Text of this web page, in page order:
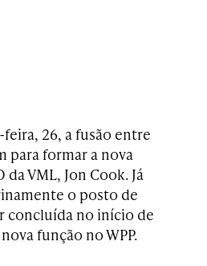
26, a fusão entre
para formar a nova
VML, Jon Cook. Já
o posto de
concluída no início de
função no WPP.